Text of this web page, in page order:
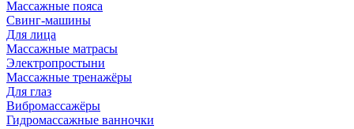
Массажные пояса
Свинг-машины
Для лица
Массажные матрасы
Электропростыни
Массажные тренажёры
Для глаз
Вибромассажёры
Гидромассажные ванночки